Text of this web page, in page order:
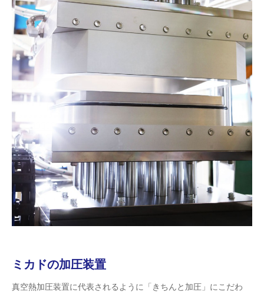
ミカドの加圧装置
真空熱加圧装置に代表されるように「きちんと加圧」にこだわ